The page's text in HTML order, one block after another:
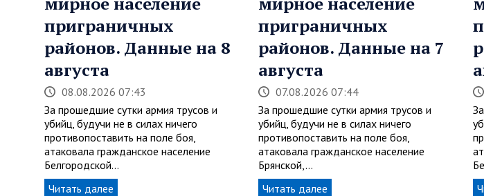
приграничных
районов. Данные на 8
августа
08.08.2026 07:43
За прошедшие сутки армия трусов и
убийц, будучи не в силах ничего
противопоставить на поле боя,
атаковала гражданское население
Белгородской…
Читать далее
приграничных
районов. Данные на 7
августа
07.08.2026 07:44
За прошедшие сутки армия трусов и
убийц, будучи не в силах ничего
противопоставить на поле боя,
атаковала гражданское население
Брянской,…
Читать далее